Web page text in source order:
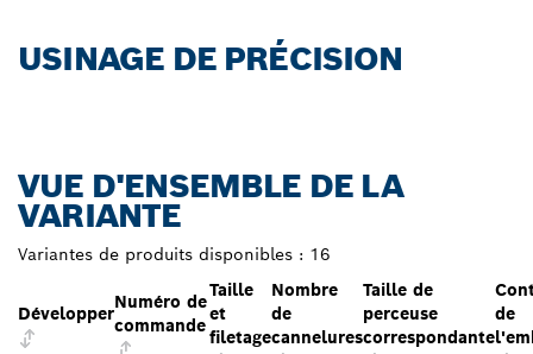
USINAGE DE PRÉCISION
VUE D'ENSEMBLE DE LA
VARIANTE
Variantes de produits disponibles : 16
Développer
Numéro de
commande
Taille
et
filetage
Nombre
de
cannelures
Taille de
perceuse
correspondante
de